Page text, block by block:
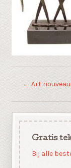
← Art
Gratis
Bij alle